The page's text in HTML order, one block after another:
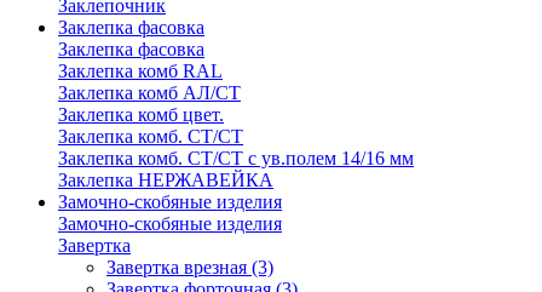
Заклепочник
Заклепка фасовка
Заклепка фасовка
Заклепка комб RAL
Заклепка комб АЛ/СТ
Заклепка комб цвет.
Заклепка комб. СТ/СТ
Заклепка комб. СТ/СТ с ув.полем 14/16 мм
Заклепка НЕРЖАВЕЙКА
Замочно-скобяные изделия
Замочно-скобяные изделия
Завертка
Завертка врезная (3)